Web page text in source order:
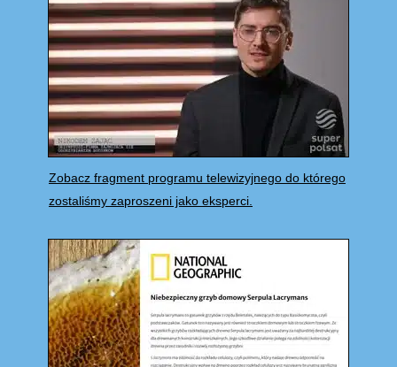
Zobacz fragment programu telewizyjnego do którego
zostaliśmy zaproszeni jako eksperci.